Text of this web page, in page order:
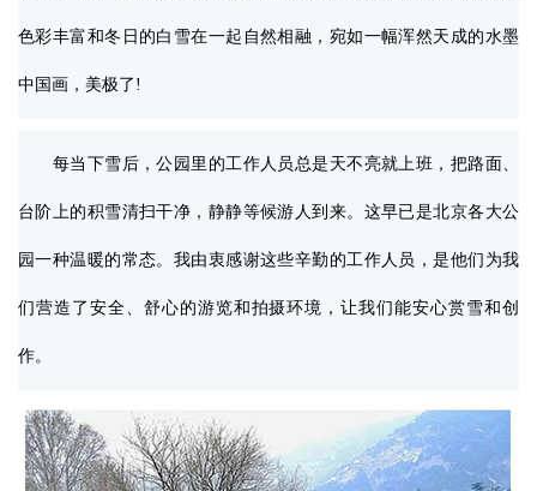
色彩丰富和冬日的白雪在一起自然相融，宛如一幅浑然天成的水墨
中国画，美极了!
每当下雪后，公园里的工作人员总是天不亮就上班，把路面、
台阶上的积雪清扫干净，静静等候游人到来。这早已是北京各大公
园一种温暖的常态。我由衷感谢这些辛勤的工作人员，是他们为我
们营造了安全、舒心的游览和拍摄环境，让我们能安心赏雪和创
作。